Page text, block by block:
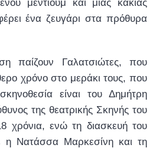
μέντιουμ και μιας κακιάς
ένα ζευγάρι στα πρόθυρα
παίζουν Γαλατσιώτες, που
χρόνο στο μεράκι τους, που
είναι του Δημήτρη
της θεατρικής Σκηνής του
χρόνια, ενώ τη διασκευή του
η Νατάσσα Μαρκεσίνη και τη